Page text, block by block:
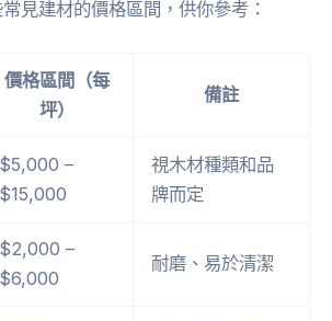
見建材的價格區間，供你參考：
價格區間（每
坪）
備註
$5,000 –
$15,000
視木材種類和品
牌而定
$2,000 –
$6,000
耐磨、易於清潔